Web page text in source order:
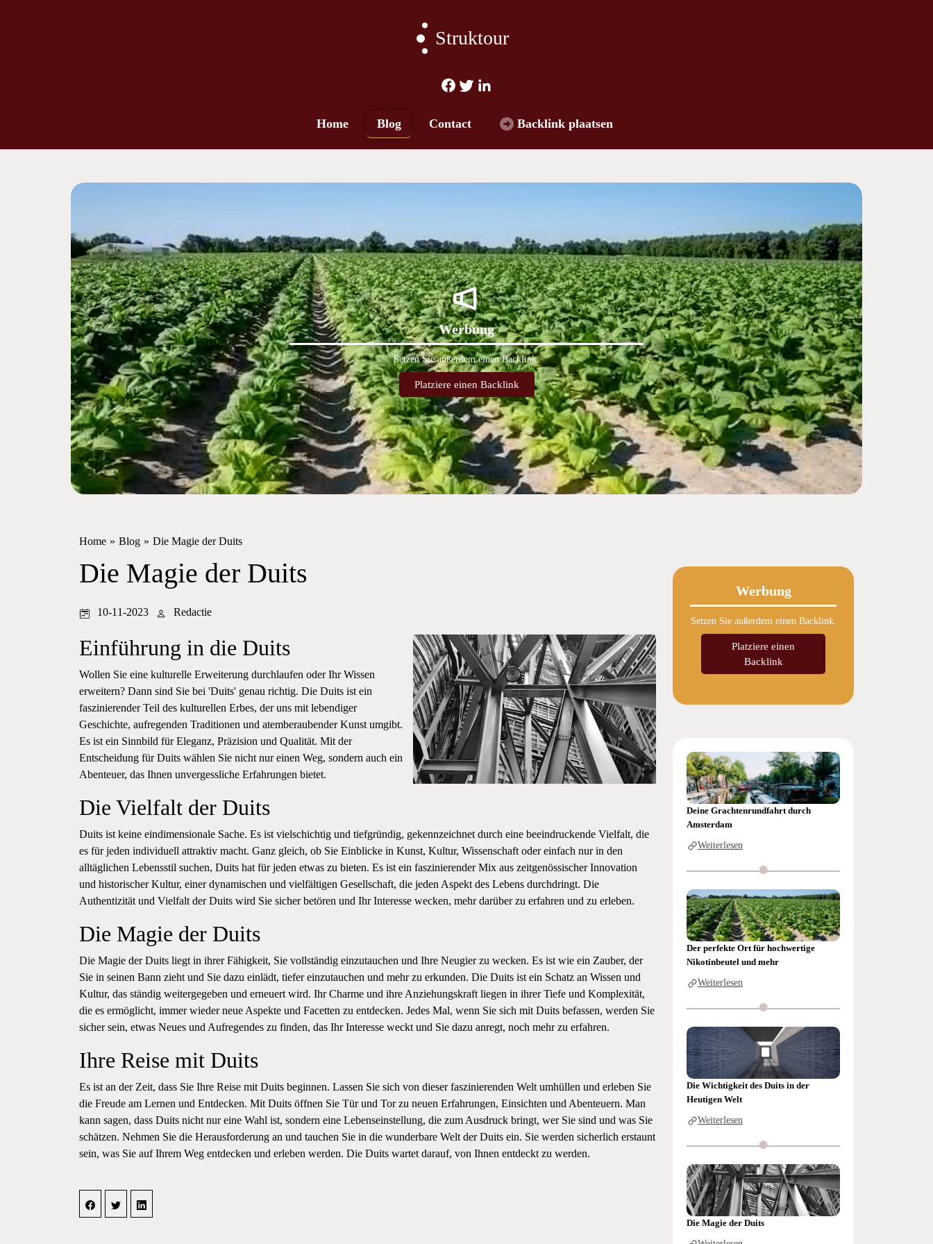
Struktour
Home Blog Contact Backlink plaatsen
Werbung
Setzen Sie außerdem einen Backlink.
Platziere einen Backlink
Home » Blog » Die Magie der Duits
Die Magie der Duits
10-11-2023 Redactie
Einführung in die Duits
Wollen Sie eine kulturelle Erweiterung durchlaufen oder Ihr Wissen
erweitern? Dann sind Sie bei 'Duits' genau richtig. Die Duits ist ein
faszinierender Teil des kulturellen Erbes, der uns mit lebendiger
Geschichte, aufregenden Traditionen und atemberaubender Kunst umgibt.
Es ist ein Sinnbild für Eleganz, Präzision und Qualität. Mit der
Entscheidung für Duits wählen Sie nicht nur einen Weg, sondern auch ein
Abenteuer, das Ihnen unvergessliche Erfahrungen bietet.
Die Vielfalt der Duits
Duits ist keine eindimensionale Sache. Es ist vielschichtig und tiefgründig, gekennzeichnet durch eine beeindruckende Vielfalt, die
es für jeden individuell attraktiv macht. Ganz gleich, ob Sie Einblicke in Kunst, Kultur, Wissenschaft oder einfach nur in den
alltäglichen Lebensstil suchen, Duits hat für jeden etwas zu bieten. Es ist ein faszinierender Mix aus zeitgenössischer Innovation
und historischer Kultur, einer dynamischen und vielfältigen Gesellschaft, die jeden Aspekt des Lebens durchdringt. Die
Authentizität und Vielfalt der Duits wird Sie sicher betören und Ihr Interesse wecken, mehr darüber zu erfahren und zu erleben.
Die Magie der Duits
Die Magie der Duits liegt in ihrer Fähigkeit, Sie vollständig einzutauchen und Ihre Neugier zu wecken. Es ist wie ein Zauber, der
Sie in seinen Bann zieht und Sie dazu einlädt, tiefer einzutauchen und mehr zu erkunden. Die Duits ist ein Schatz an Wissen und
Kultur, das ständig weitergegeben und erneuert wird. Ihr Charme und ihre Anziehungskraft liegen in ihrer Tiefe und Komplexität,
die es ermöglicht, immer wieder neue Aspekte und Facetten zu entdecken. Jedes Mal, wenn Sie sich mit Duits befassen, werden Sie
sicher sein, etwas Neues und Aufregendes zu finden, das Ihr Interesse weckt und Sie dazu anregt, noch mehr zu erfahren.
Ihre Reise mit Duits
Es ist an der Zeit, dass Sie Ihre Reise mit Duits beginnen. Lassen Sie sich von dieser faszinierenden Welt umhüllen und erleben Sie
die Freude am Lernen und Entdecken. Mit Duits öffnen Sie Tür und Tor zu neuen Erfahrungen, Einsichten und Abenteuern. Man
kann sagen, dass Duits nicht nur eine Wahl ist, sondern eine Lebenseinstellung, die zum Ausdruck bringt, wer Sie sind und was Sie
schätzen. Nehmen Sie die Herausforderung an und tauchen Sie in die wunderbare Welt der Duits ein. Sie werden sicherlich erstaunt
sein, was Sie auf Ihrem Weg entdecken und erleben werden. Die Duits wartet darauf, von Ihnen entdeckt zu werden.
Werbung
Setzen Sie außerdem einen Backlink.
Platziere einen
Backlink
Deine Grachtenrundfahrt durch
Amsterdam
Weiterlesen
Der perfekte Ort für hochwertige
Nikotinbeutel und mehr
Weiterlesen
Die Wichtigkeit des Duits in der
Heutigen Welt
Weiterlesen
Die Magie der Duits